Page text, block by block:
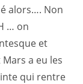
alors…. Non
… on
et
a eu les
qui rentre